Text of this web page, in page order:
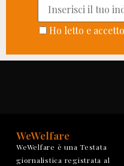
Ho letto e
WeWelfare
WeWelfare è una Testata
giornalistica registrata al